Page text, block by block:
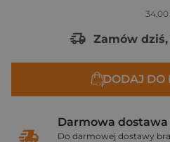
34,00
Zamów
DODAJ DO
Darmowa dostawa
Do darmowej dostawy